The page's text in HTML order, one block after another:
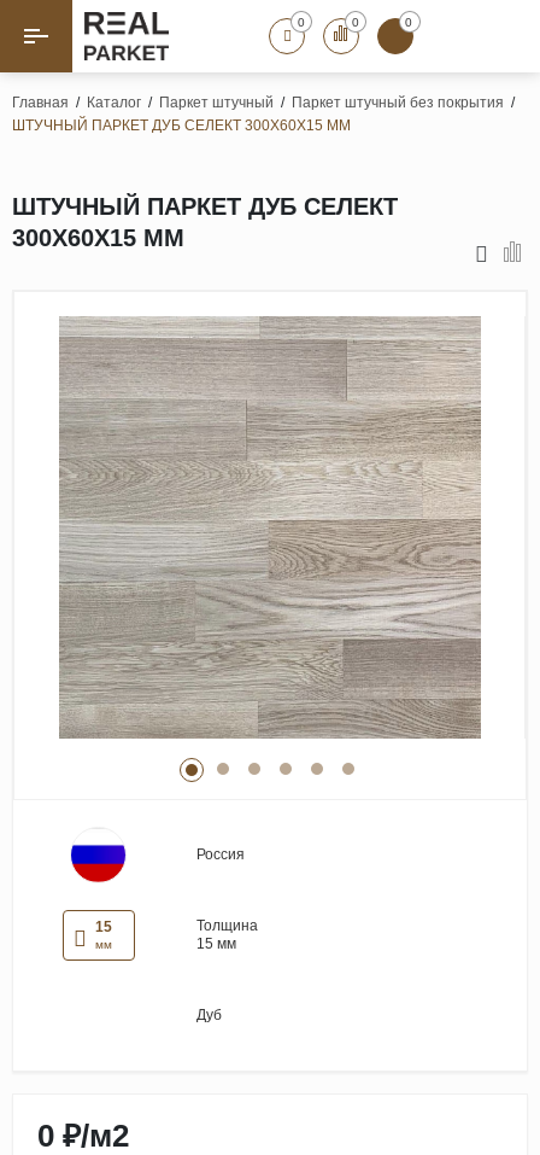
Назад Назад
Штучный паркет
Инженерная доска
Паркетная доска
Полы для ванных комнат
Террасная доска
Пробковые покрытия
Ламинат
Виниловые покрытия
Стеновые панели
Лепнина
Клеевая продукция
Паркетные лаки и масла
Плинтус
Сопутствующие материалы
0 0 0
Главная / Каталог / Паркет штучный / Паркет штучный без покрытия /
ШТУЧНЫЙ ПАРКЕТ ДУБ СЕЛЕКТ 300Х60Х15 ММ
ШТУЧНЫЙ ПАРКЕТ ДУБ СЕЛЕКТ
300Х60Х15 ММ
Россия
15
мм
Толщина
15 мм
Дуб
0 ₽/м2